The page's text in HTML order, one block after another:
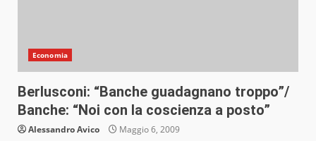
Economia
Berlusconi: “Banche guadagnano troppo”/
Banche: “Noi con la coscienza a posto”
Alessandro Avico Maggio 6, 2009